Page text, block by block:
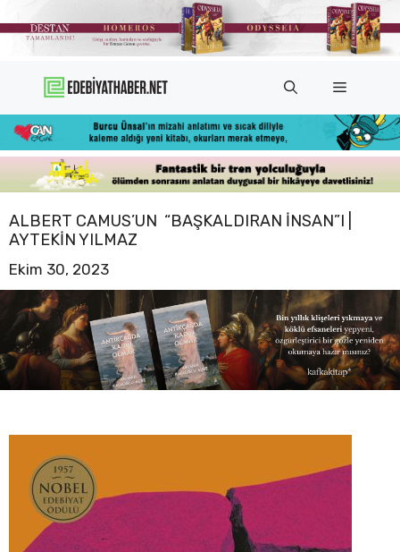
atla
Menü
ALBERT CAMUS’UN “BAŞKALDIRAN İNSAN”I |
AYTEKIN YILMAZ
Ekim 30, 2023